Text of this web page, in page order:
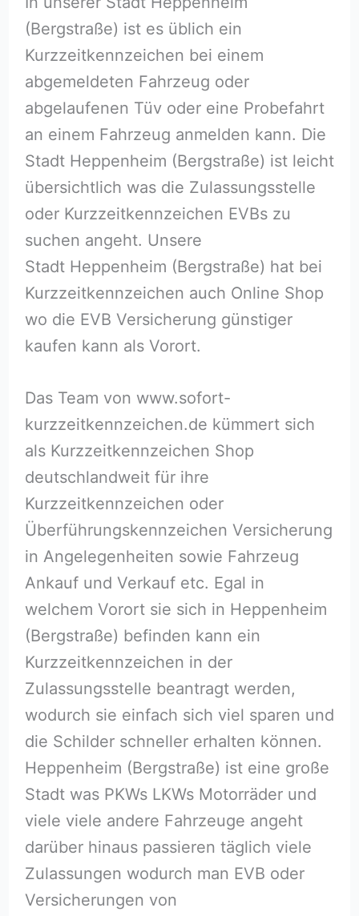
(Bergstraße) ist es üblich ein
Kurzzeitkennzeichen bei einem
abgemeldeten Fahrzeug oder
abgelaufenen Tüv oder eine Probefahrt
an einem Fahrzeug anmelden kann. Die
Stadt Heppenheim (Bergstraße) ist leicht
übersichtlich was die Zulassungsstelle
oder Kurzzeitkennzeichen EVBs zu
suchen angeht. Unsere
Stadt Heppenheim (Bergstraße) hat bei
Kurzzeitkennzeichen auch Online Shop
wo die EVB Versicherung günstiger
kaufen kann als Vorort.
Das Team von www.sofort-
kurzzeitkennzeichen.de kümmert sich
als Kurzzeitkennzeichen Shop
deutschlandweit für ihre
Kurzzeitkennzeichen oder
Überführungskennzeichen Versicherung
in Angelegenheiten sowie Fahrzeug
Ankauf und Verkauf etc. Egal in
welchem Vorort sie sich in Heppenheim
(Bergstraße) befinden kann ein
Kurzzeitkennzeichen in der
Zulassungsstelle beantragt werden,
wodurch sie einfach sich viel sparen und
die Schilder schneller erhalten können.
Heppenheim (Bergstraße) ist eine große
Stadt was PKWs LKWs Motorräder und
viele viele andere Fahrzeuge angeht
darüber hinaus passieren täglich viele
Zulassungen wodurch man EVB oder
Versicherungen von